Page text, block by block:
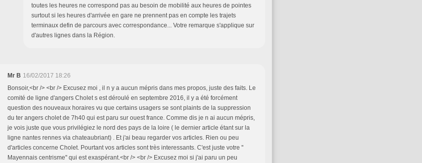
toutes les heures ne correspond pas au besoin de mobilité aux heures de pointes
surtout si les heures d'arrivée en gare ne prennent pas en compte les trajets
terminaux defin de parcours avec correspondance... Votre remarque s'applique sur
d'autres lignes dans la Région.
Mr B 16/02/2017 18:26
Bonsoir,<br /> <br /> Excusez moi , il n y a aucun mépris dans mes propos, juste des faits. Le
comité de ligne d'angers Cholet s est déroulé en septembre 2016, il y a été forcément
question des nouveaux horaires vu que certains usagers se sont plaints de la suppression
du ter angers cholet de 7h40 qui est paru sur ouest france. Comme dis je n ai aucun mépris,
je vois juste que vous privilégiez le nord des pays de la loire ( le dernier article étant sur la
ligne nantes rennes via chateaubriant) . Et j'ai beau regarder vos articles. Rien ou peu
d'articles concerne Cholet. Pourtant vos articles sont très interessants. C'est juste votre ''
Mayennais centrisme'' qui est exaspérant.<br /> <br /> Excusez moi si j'ai paru un peu